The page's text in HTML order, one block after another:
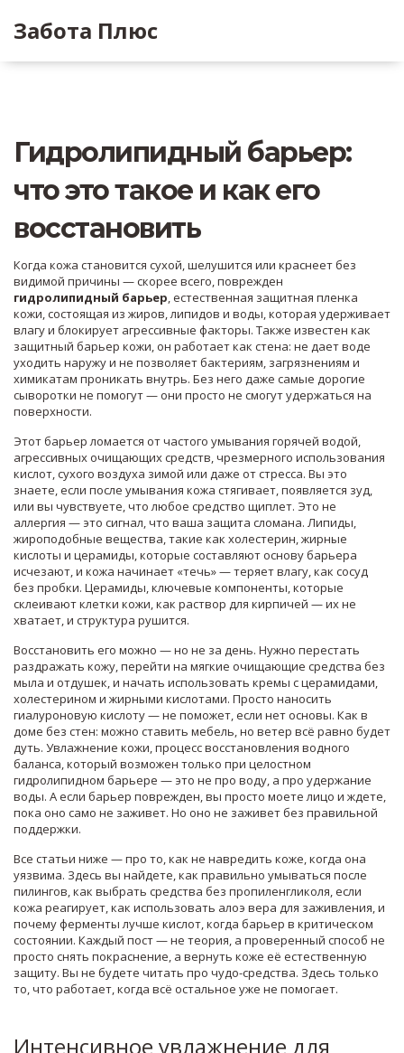
Забота Плюс
Гидролипидный барьер:
что это такое и как его
восстановить
Когда кожа становится сухой, шелушится или краснеет без
видимой причины — скорее всего, поврежден
гидролипидный барьер,естественная защитная пленка
кожи, состоящая из жиров, липидов и воды, которая удерживает
влагу и блокирует агрессивные факторы. Также известен как
защитный барьер кожи, он работает как стена: не дает воде
уходить наружу и не позволяет бактериям, загрязнениям и
химикатам проникать внутрь. Без него даже самые дорогие
сыворотки не помогут — они просто не смогут удержаться на
поверхности.
Этот барьер ломается от частого умывания горячей водой,
агрессивных очищающих средств, чрезмерного использования
кислот, сухого воздуха зимой или даже от стресса. Вы это
знаете, если после умывания кожа стягивает, появляется зуд,
или вы чувствуете, что любое средство щиплет. Это не
аллергия — это сигнал, что ваша защита сломана. Липиды,
жироподобные вещества, такие как холестерин, жирные
кислоты и церамиды, которые составляют основу барьера
исчезают, и кожа начинает «течь» — теряет влагу, как сосуд
без пробки. Церамиды,ключевые компоненты, которые
склеивают клетки кожи, как раствор для кирпичей — их не
хватает, и структура рушится.
Восстановить его можно — но не за день. Нужно перестать
раздражать кожу, перейти на мягкие очищающие средства без
мыла и отдушек, и начать использовать кремы с церамидами,
холестерином и жирными кислотами. Просто наносить
гиалуроновую кислоту — не поможет, если нет основы. Как в
доме без стен: можно ставить мебель, но ветер всё равно будет
дуть. Увлажнение кожи,процесс восстановления водного
баланса, который возможен только при целостном
гидролипидном барьере — это не про воду, а про удержание
воды. А если барьер поврежден, вы просто моете лицо и ждете,
пока оно само не заживет. Но оно не заживет без правильной
поддержки.
Все статьи ниже — про то, как не навредить коже, когда она
уязвима. Здесь вы найдете, как правильно умываться после
пилингов, как выбрать средства без пропиленгликоля, если
кожа реагирует, как использовать алоэ вера для заживления, и
почему ферменты лучше кислот, когда барьер в критическом
состоянии. Каждый пост — не теория, а проверенный способ не
просто снять покраснение, а вернуть коже её естественную
защиту. Вы не будете читать про чудо-средства. Здесь только
то, что работает, когда всё остальное уже не помогает.
Интенсивное увлажнение для